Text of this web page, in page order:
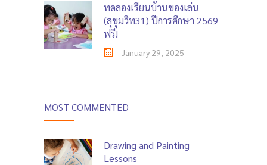
ทดลองเรียนบ้านของเล่น
(สุขุมวิท31) ปีการศึกษา 2569
ฟรี!
January 29, 2025
MOST COMMENTED
Drawing and Painting
Lessons